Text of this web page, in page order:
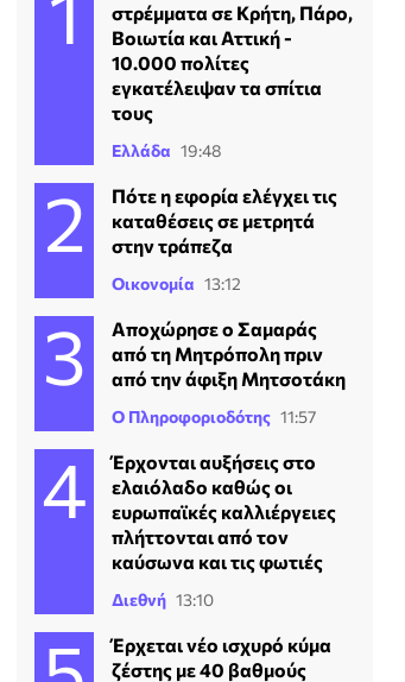
στρέμματα σε Κρήτη, Πάρο,
Βοιωτία και Αττική -
10.000 πολίτες
εγκατέλειψαν τα σπίτια
τους
Ελλάδα 19:48
Πότε η εφορία ελέγχει τις
καταθέσεις σε μετρητά
στην τράπεζα
Οικονομία 13:12
Αποχώρησε ο Σαμαράς
από τη Μητρόπολη πριν
από την άφιξη Μητσοτάκη
Ο Πληροφοριοδότης 11:57
Έρχονται αυξήσεις στο
ελαιόλαδο καθώς οι
ευρωπαϊκές καλλιέργειες
πλήττονται από τον
καύσωνα και τις φωτιές
Διεθνή 13:10
Έρχεται νέο ισχυρό κύμα
ζέστης με 40 βαθμούς